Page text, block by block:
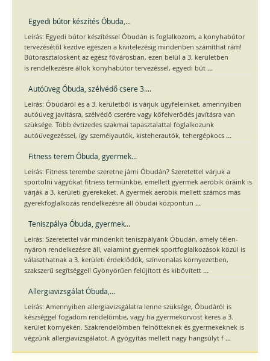
Egyedi bútor készítés Óbuda,...
Leírás: Egyedi bútor készítéssel Óbudán is foglalkozom, a konyhabútor
tervezésétől kezdve egészen a kivitelezésig mindenben számíthat rám!
Bútorasztalosként az egész fővárosban, ezen belül a 3. kerületben
is rendelkezésre állok konyhabútor tervezéssel, egyedi bút ...
Autóüveg Óbuda, szélvédő csere 3....
Leírás: Óbudáról és a 3. kerületből is várjuk ügyfeleinket, amennyiben
autóüveg javításra, szélvédő cserére vagy kőfelverődés javításra van
szüksége. Több évtizedes szakmai tapasztalattal foglalkozunk
autóüvegezéssel, így személyautók, kisteherautók, tehergépkocs ...
Fitness terem Óbuda, gyermek...
Leírás: Fitness terembe szeretne járni Óbudán? Szeretettel várjuk a
sportolni vágyókat fitness termünkbe, emellett gyermek aerobik óráink is
várják a 3. kerületi gyerekeket. A gyermek aerobik mellett számos más
gyerekfoglalkozás rendelkezésre áll óbudai központun ...
Teniszpálya Óbuda, gyermek...
Leírás: Szeretettel vár mindenkit teniszpályánk Óbudán, amely télen-
nyáron rendelkezésre áll, valamint gyermek sportfoglalkozások közül is
választhatnak a 3. kerületi érdeklődők, színvonalas környezetben,
szakszerű segítséggel! Gyönyörűen felújított és kibővített ...
Allergiavizsgálat Óbuda,...
Leírás: Amennyiben allergiavizsgálatra lenne szüksége, Óbudáról is
készséggel fogadom rendelőmbe, vagy ha gyermekorvost keres a 3.
kerület környékén. Szakrendelőmben felnőtteknek és gyermekeknek is
végzünk allergiavizsgálatot. A gyógyítás mellett nagy hangsúlyt f ...